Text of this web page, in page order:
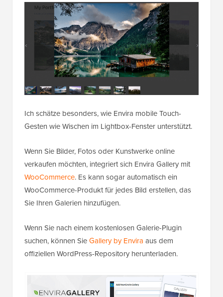
Ich schätze besonders, wie Envira mobile Touch-
Gesten wie Wischen im Lightbox-Fenster unterstützt.
Wenn Sie Bilder, Fotos oder Kunstwerke online
verkaufen möchten, integriert sich Envira Gallery mit
WooCommerce. Es kann sogar automatisch ein
WooCommerce-Produkt für jedes Bild erstellen, das
Sie Ihren Galerien hinzufügen.
Wenn Sie nach einem kostenlosen Galerie-Plugin
suchen, können SieGallery by Envira aus dem
offiziellen WordPress-Repository herunterladen.